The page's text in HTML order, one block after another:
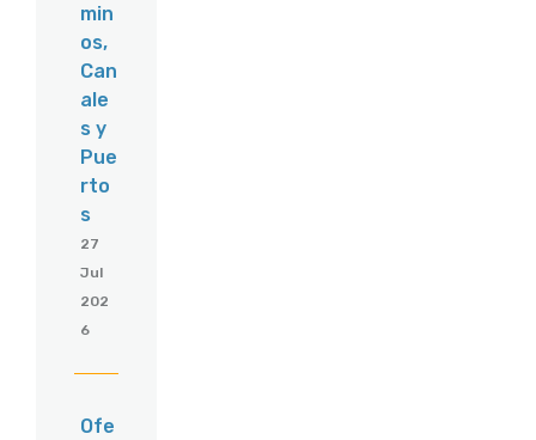
min
os,
Can
ale
s y
Pue
rto
s
27
Jul
202
6
Ofe